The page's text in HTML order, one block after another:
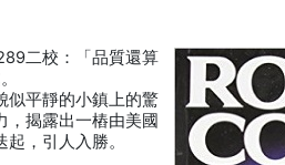
二校：「品質還算
似平靜的小鎮上的驚
，揭露出一樁由美國
，引人入勝。